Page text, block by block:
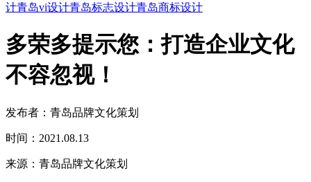
计青岛vi设计青岛标志设计青岛商标设计
多荣多提示您：打造企业文化
不容忽视！
发布者：青岛品牌文化策划
时间：2021.08.13
来源：青岛品牌文化策划